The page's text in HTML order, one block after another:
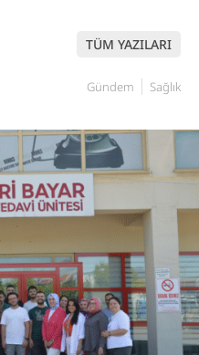
WhatsApp İhbar
Hattı
Facebook
Instagram
TÜM YAZILARI
Gündem Sağlık